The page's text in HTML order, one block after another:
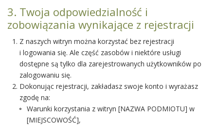
3. Twoja odpowiedzialność i
zobowiązania wynikające z rejestracji
Z naszych witryn można korzystać bez rejestracji
i logowania się. Ale część zasobów i niektóre usługi
dostępne są tylko dla zarejestrowanych użytkowników po
zalogowaniu się.
Dokonując rejestracji, zakładasz swoje konto i wyrażasz
zgodę na:
Warunki korzystania z witryn [NAZWA PODMIOTU] w
[MIEJSCOWOŚĆ],